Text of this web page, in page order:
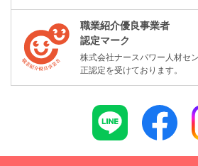
職業紹介優良事業者
認定マーク
株式会社ナースパワー人材セ
正認定を受けております。